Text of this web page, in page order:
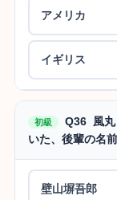
アメリカ
イギリス
初級
Q36 風丸
いた、後輩の名
壁山塀吾郎